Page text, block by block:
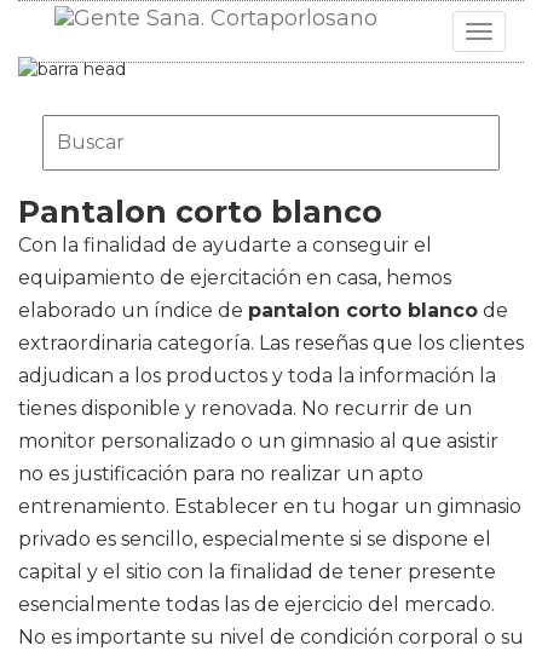
Toggle
Pantalon corto blanco
Con la finalidad de ayudarte a conseguir el
equipamiento de ejercitación en casa, hemos
elaborado un índice de pantalon corto blanco de
extraordinaria categoría. Las reseñas que los clientes
adjudican a los productos y toda la información la
tienes disponible y renovada. No recurrir de un
monitor personalizado o un gimnasio al que asistir
no es justificación para no realizar un apto
entrenamiento. Establecer en tu hogar un gimnasio
privado es sencillo, especialmente si se dispone el
capital y el sitio con la finalidad de tener presente
esencialmente todas las de ejercicio del mercado.
No es importante su nivel de condición corporal o su